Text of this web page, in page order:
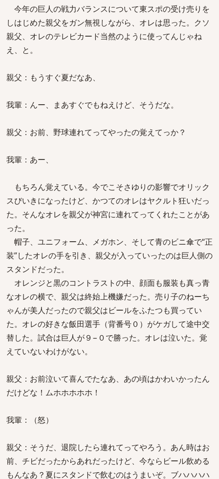
今年の巨人の戦力バランスについて東スポの受け売りを
しはじめた親父をガン無視しながら、オレは思った。クソ
親父、オレのテレビカード当然のように使ってんじゃね
え、と。
親父：もうすぐ夏だなあ、
我輩：んー、まあすぐでもねえけど、そうだな。
親父：お前、野球連れてってやったの覚えてっか？
我輩：あー、
もちろん覚えている。今でこそさゆりの影響でオリック
スびいきになったけど、かつてのオレはヤクルト狂いだっ
た。そんなオレを親父が神宮に連れてってくれたことがあ
った。
帽子、ユニフォーム、メガホン、そして青のビニ傘で“正
装”したオレの手を引き、親父が入っていったのは巨人側の
スタンドだった。
オレンジと黒のコントラストの中、顔面も服装も真っ青
なオレの横で、親父は終始上機嫌だった。売り子のねーち
ゃんが美人だったので親父はビールをふたつも買ってい
た。オレの好きな飯田選手（背番号０）がケガして途中交
替した。試合は巨人が９−０で勝った。オレは泣いた。覚
えていないわけがない。
親父：お前泣いて喜んでたなあ、あの頃はかわいかったん
だけどな！ムホホホホホ！
我輩：（怒）
親父：そうだ、退院したら連れてってやろう。あん時はお
前、チビだったからあれだったけど、今ならビール飲める
もんなあ？夏にスタンドで飲むのはうまいぞ。ブハハハハ